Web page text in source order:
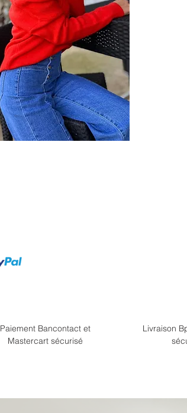
Paiement Bancontact et
Mastercart sécurisé
Livraison